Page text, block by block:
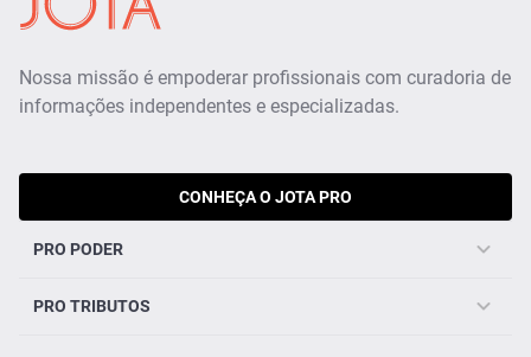
Nossa missão é empoderar profissionais com curadoria de
informações independentes e especializadas.
CONHEÇA O JOTA PRO
PRO PODER
PRO TRIBUTOS